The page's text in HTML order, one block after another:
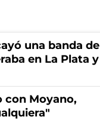
una banda de
en La Plata y
con Moyano,